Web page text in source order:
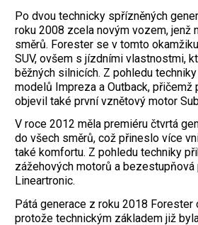
Po dvou technicky spřízněných
roku 2008 zcela novým vozem, jenž
směrů. Forester se v tomto
SUV, ovšem s jízdními vlastnostmi,
běžných silnicích. Z pohledu
modelů Impreza a Outback, přičemž
objevil také první vznětový motor
V roce 2012 měla premiéru čtvrtá
do všech směrů, což přineslo více
také komfortu. Z pohledu techniky
zážehových motorů a bezestupňová
Lineartronic.
Pátá generace z roku 2018 Forester
protože technickým základem již